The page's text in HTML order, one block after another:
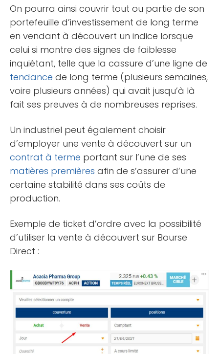
On pourra ainsi couvrir tout ou partie de son
portefeuille d’investissement de long terme
en vendant à découvert un indice lorsque
celui si montre des signes de faiblesse
inquiétant, telle que la cassure d’une ligne de
tendance de long terme (plusieurs semaines,
voire plusieurs années) qui avait jusqu’à là
fait ses preuves à de nombreuses reprises.
Un industriel peut également choisir
d’employer une vente à découvert sur un
contrat à terme portant sur l’une de ses
matières premières afin de s’assurer d’une
certaine stabilité dans ses coûts de
production.
Exemple de ticket d’ordre avec la possibilité
d’utiliser la vente à découvert sur Bourse
Direct :